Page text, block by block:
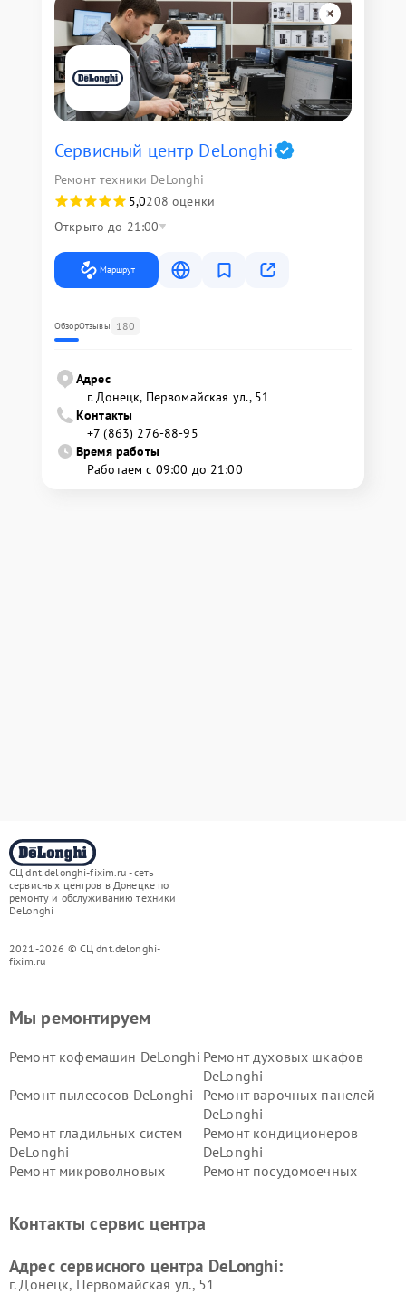
Сервисный центр DeLonghi
Ремонт техники DeLonghi
5,0208 оценки
Открыто до 21:00
Маршрут
ОбзорОтзывы 180
Адрес
г. Донецк, Первомайская ул., 51
Контакты
+7 (863) 276-88-95
Время работы
Работаем с 09:00 до 21:00
СЦ dnt.delonghi-fixim.ru - сеть
сервисных центров в Донецке по
ремонту и обслуживанию техники
DeLonghi
2021-2026 © СЦ dnt.delonghi-
fixim.ru
Мы ремонтируем
Ремонт кофемашин DeLonghi Ремонт духовых шкафов
DeLonghi
Ремонт пылесосов DeLonghi
Ремонт варочных панелей
DeLonghi
Ремонт гладильных систем
DeLonghi
Ремонт кондиционеров
DeLonghi
Ремонт микроволновых
Ремонт посудомоечных
DeLonghi
DeLonghi
Контакты сервис центра
Адрес сервисного центра DeLonghi:
г. Донецк, Первомайская ул., 51